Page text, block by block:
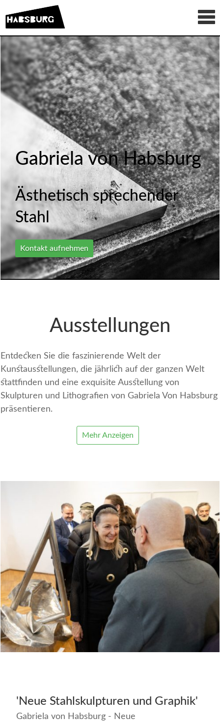
Gabriela von Habsburg
Ästhetisch sprechender
Stahl
Kontakt aufnehmen
Ausstellungen
Entdecken Sie die faszinierende Welt der
Kunstausstellungen, die jährlich auf der ganzen Welt
stattfinden und eine exquisite Ausstellung von
Skulpturen und Lithografien von Gabriela Von Habsburg
präsentieren.
Mehr Anzeigen
'Neue Stahlskulpturen und Graphik'
Gabriela von Habsburg - Neue